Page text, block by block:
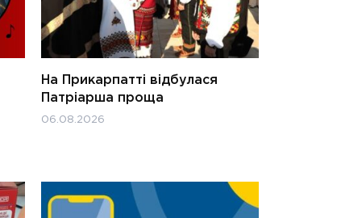
На Прикарпатті відбулася
Патріарша проща
06.08.2026